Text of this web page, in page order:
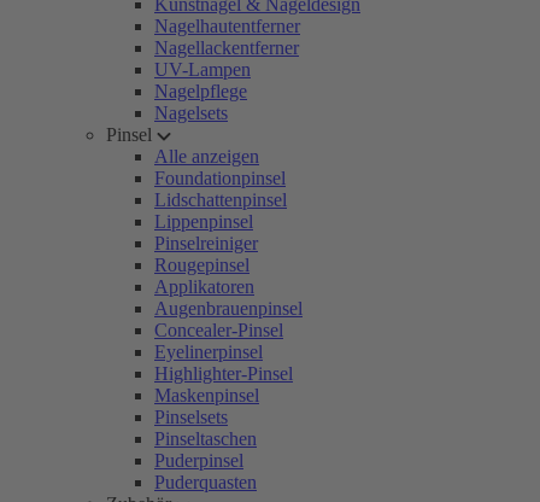
Kunstnägel & Nageldesign
Nagelhautentferner
Nagellackentferner
UV-Lampen
Nagelpflege
Nagelsets
Pinsel
Alle anzeigen
Foundationpinsel
Lidschattenpinsel
Lippenpinsel
Pinselreiniger
Rougepinsel
Applikatoren
Augenbrauenpinsel
Concealer-Pinsel
Eyelinerpinsel
Highlighter-Pinsel
Maskenpinsel
Pinselsets
Pinseltaschen
Puderpinsel
Puderquasten